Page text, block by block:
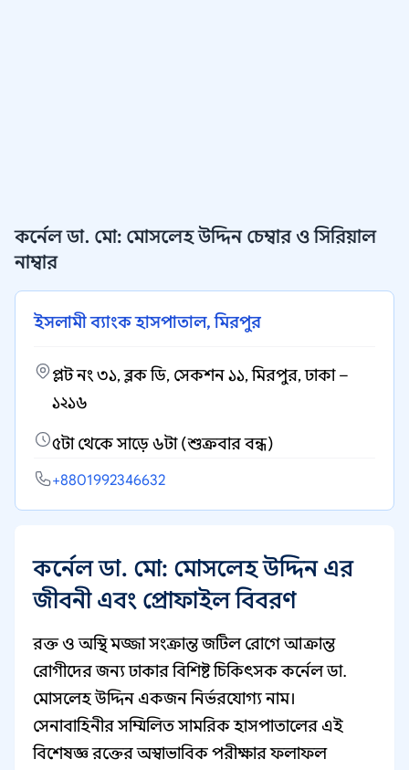
কর্নেল ডা. মো: মোসলেহ উদ্দিন চেম্বার ও সিরিয়াল
নাম্বার
ইসলামী ব্যাংক হাসপাতাল, মিরপুর
প্লট নং ৩১, ব্লক ডি, সেকশন ১১, মিরপুর, ঢাকা –
১২১৬
৫টা থেকে সাড়ে ৬টা (শুক্রবার বন্ধ)
+8801992346632
কর্নেল ডা. মো: মোসলেহ উদ্দিন এর
জীবনী এবং প্রোফাইল বিবরণ
রক্ত ও অস্থি মজ্জা সংক্রান্ত জটিল রোগে আক্রান্ত
রোগীদের জন্য ঢাকার বিশিষ্ট চিকিৎসক কর্নেল ডা.
মোসলেহ উদ্দিন একজন নির্ভরযোগ্য নাম।
সেনাবাহিনীর সম্মিলিত সামরিক হাসপাতালের এই
বিশেষজ্ঞ রক্তের অস্বাভাবিক পরীক্ষার ফলাফল